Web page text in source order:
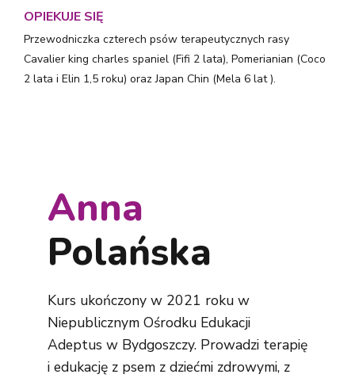
OPIEKUJE SIĘ
Przewodniczka czterech psów terapeutycznych rasy
Cavalier king charles spaniel (Fifi 2 lata), Pomerianian (Coco
2 lata i Elin 1,5 roku) oraz Japan Chin (Mela 6 lat ).
Anna
Polańska
Kurs ukończony w 2021 roku w
Niepublicznym Ośrodku Edukacji
Adeptus w Bydgoszczy. Prowadzi terapię
i edukację z psem z dziećmi zdrowymi, z